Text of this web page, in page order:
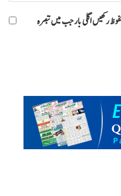
رکھیں اگلی بار جب میں تبصرہ